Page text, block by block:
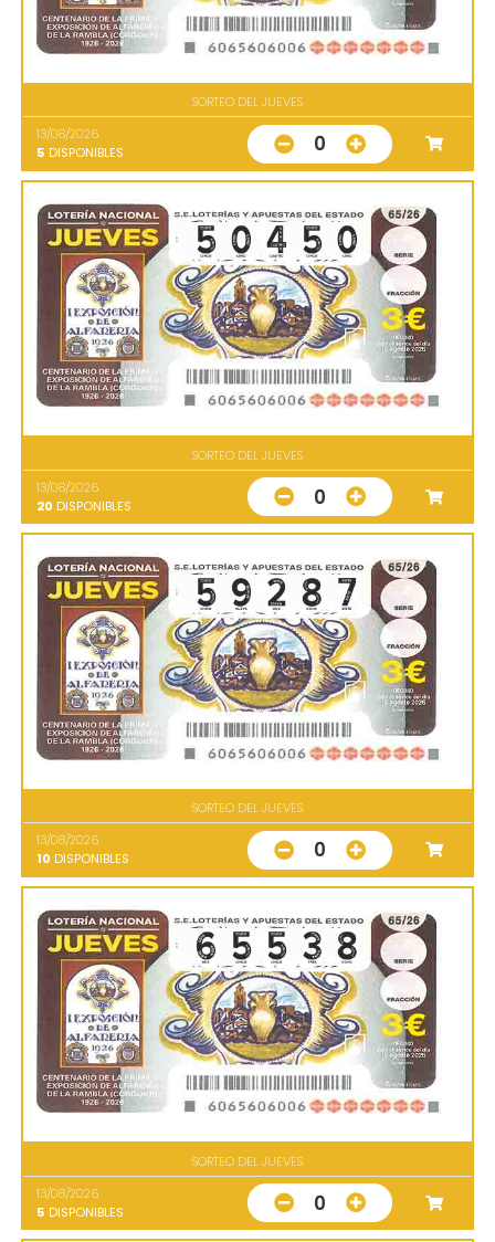
SORTEO DEL JUEVES
13/08/2026
5 DISPONIBLES 0
SORTEO DEL JUEVES
13/08/2026
20 DISPONIBLES 0
SORTEO DEL JUEVES
13/08/2026
10 DISPONIBLES 0
SORTEO DEL JUEVES
13/08/2026
5 DISPONIBLES 0